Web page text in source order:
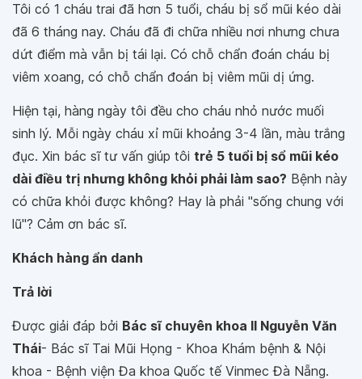
Tôi có 1 cháu trai đã hơn 5 tuổi, cháu bị sổ mũi kéo dài
đã 6 tháng nay. Cháu đã đi chữa nhiều nơi nhưng chưa
dứt điểm mà vẫn bị tái lại. Có chỗ chẩn đoán cháu bị
viêm xoang, có chỗ chẩn đoán bị viêm mũi dị ứng.
Hiện tại, hàng ngày tôi đều cho cháu nhỏ nước muối
sinh lý. Mỗi ngày cháu xỉ mũi khoảng 3-4 lần, màu trắng
đục. Xin bác sĩ tư vấn giúp tôi trẻ 5 tuổi bị sổ mũi kéo
dài điều trị nhưng không khỏi phải làm sao? Bệnh này
có chữa khỏi được không? Hay là phải "sống chung với
lũ"? Cảm ơn bác sĩ.
Khách hàng ẩn danh
Trả lời
Được giải đáp bởi Bác sĩ chuyên khoa II Nguyễn Văn
Thái- Bác sĩ Tai Mũi Họng - Khoa Khám bệnh & Nội
khoa - Bệnh viện Đa khoa Quốc tế Vinmec Đà Nẵng.